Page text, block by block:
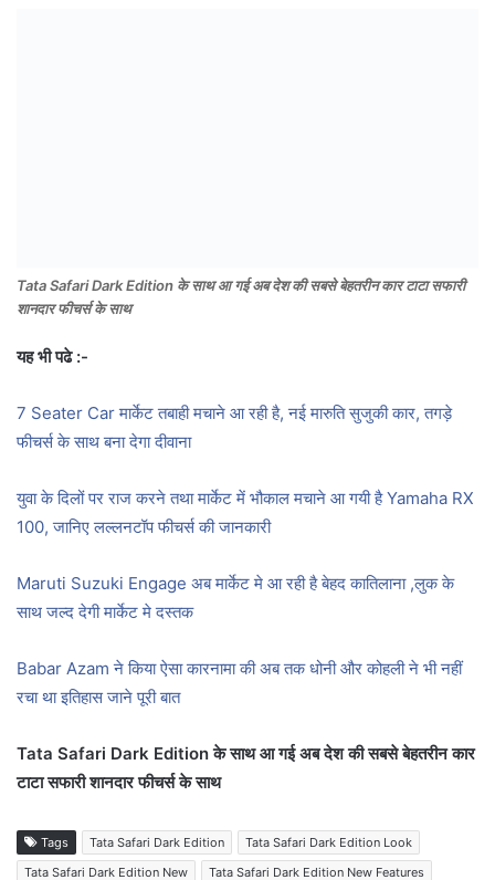
Tata Safari Dark Edition के साथ आ गई अब देश की सबसे बेहतरीन कार टाटा सफारी
शानदार फीचर्स के साथ
यह भी पढे :-
7 Seater Car मार्केट तबाही मचाने आ रही है, नई मारुति सुजुकी कार, तगड़े
फीचर्स के साथ बना देगा दीवाना
युवा के दिलों पर राज करने तथा मार्केट में भौकाल मचाने आ गयी है Yamaha RX
100, जानिए लल्लनटॉप फीचर्स की जानकारी
Maruti Suzuki Engage अब मार्केट मे आ रही है बेहद कातिलाना ,लुक के
साथ जल्द देगी मार्केट मे दस्तक
Babar Azam ने किया ऐसा कारनामा की अब तक धोनी और कोहली ने भी नहीं
रचा था इतिहास जाने पूरी बात
Tata Safari Dark Edition के साथ आ गई अब देश की सबसे बेहतरीन कार
टाटा सफारी शानदार फीचर्स के साथ
Tags Tata Safari Dark Edition
Tata Safari Dark Edition Look
Tata Safari Dark Edition New
Tata Safari Dark Edition New Features